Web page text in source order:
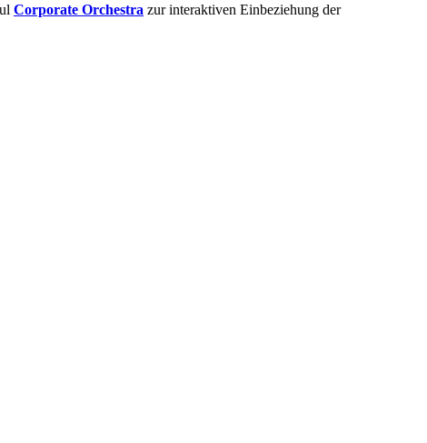
Corporate Orchestra zur interaktiven Einbeziehung der